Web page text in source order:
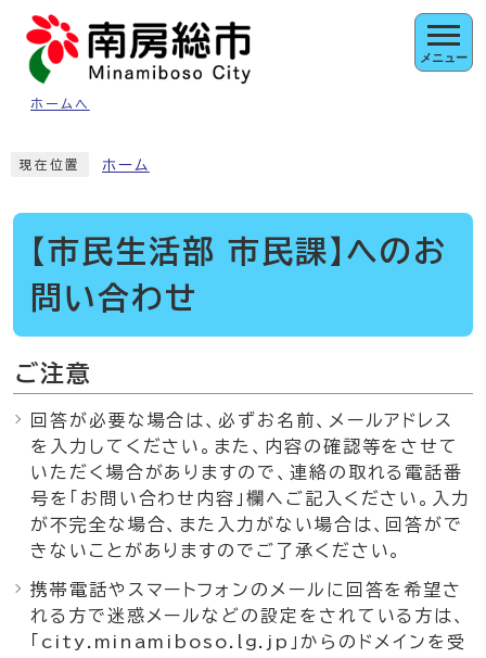
ページの先頭です
ホームへ
メニュー
現在位置 ホーム
【市民生活部 市民課】へのお
問い合わせ
ご注意
回答が必要な場合は、必ずお名前、メールアドレス
を入力してください。また、内容の確認等をさせて
いただく場合がありますので、連絡の取れる電話番
号を「お問い合わせ内容」欄へご記入ください。入力
が不完全な場合、また入力がない場合は、回答がで
きないことがありますのでご了承ください。
携帯電話やスマートフォンのメールに回答を希望さ
れる方で迷惑メールなどの設定をされている方は、
「city.minamiboso.lg.jp」からのドメインを受